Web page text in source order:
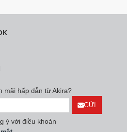
mãi hấp dẫn từ Akira?
GỬI
ý với điều khoản